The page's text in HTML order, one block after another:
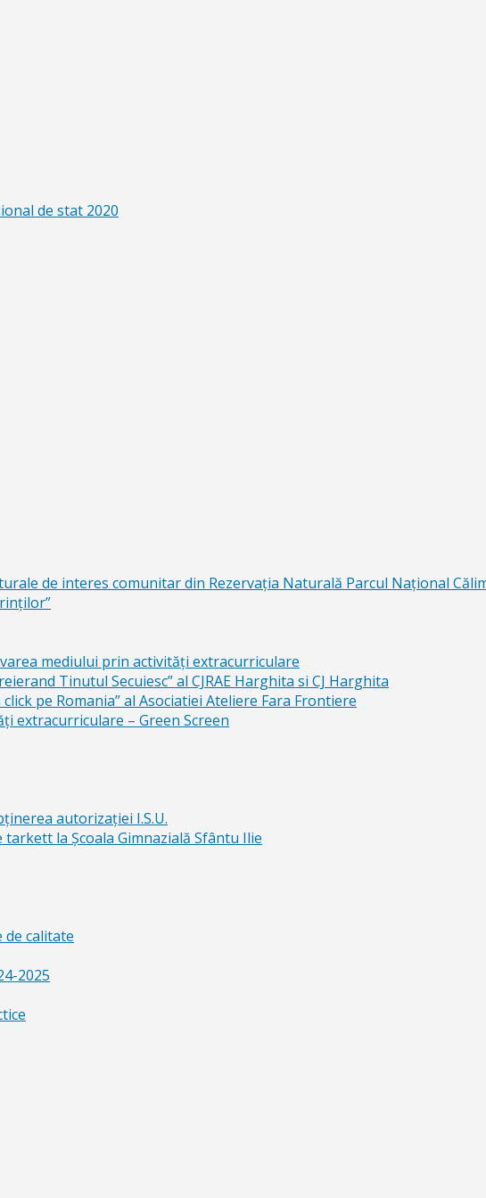
de stat 2020
de interes comunitar din Rezervaţia Naturală Parcul Naţional
mediului prin activităţi extracurriculare
Tinutul Secuiesc” al CJRAE Harghita si CJ Harghita
pe Romania” al Asociatiei Ateliere Fara Frontiere
extracurriculare – Green Screen
autorizației I.S.U.
la Școala Gimnazială Sfântu Ilie
calitate
2025